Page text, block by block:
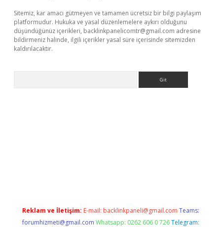
Sitemiz, kar amacı gütmeyen ve tamamen ücretsiz bir bilgi paylaşım
platformudur. Hukuka ve yasal düzenlemelere aykırı olduğunu
düşündüğünüz içerikleri, backlinkpanelicomtr@gmail.com adresine
bildirmeniz halinde, ilgili içerikler yasal süre içerisinde sitemizden
kaldırılacaktır.
Reklam ve İletişim: E-mail: backlinkpaneli@gmail.com Teams:
forumhizmeti@gmail.com Whatsapp: 0262 606 0 726 Telegram: